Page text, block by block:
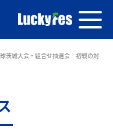
茨城大会・組合せ抽選会 初戦の対